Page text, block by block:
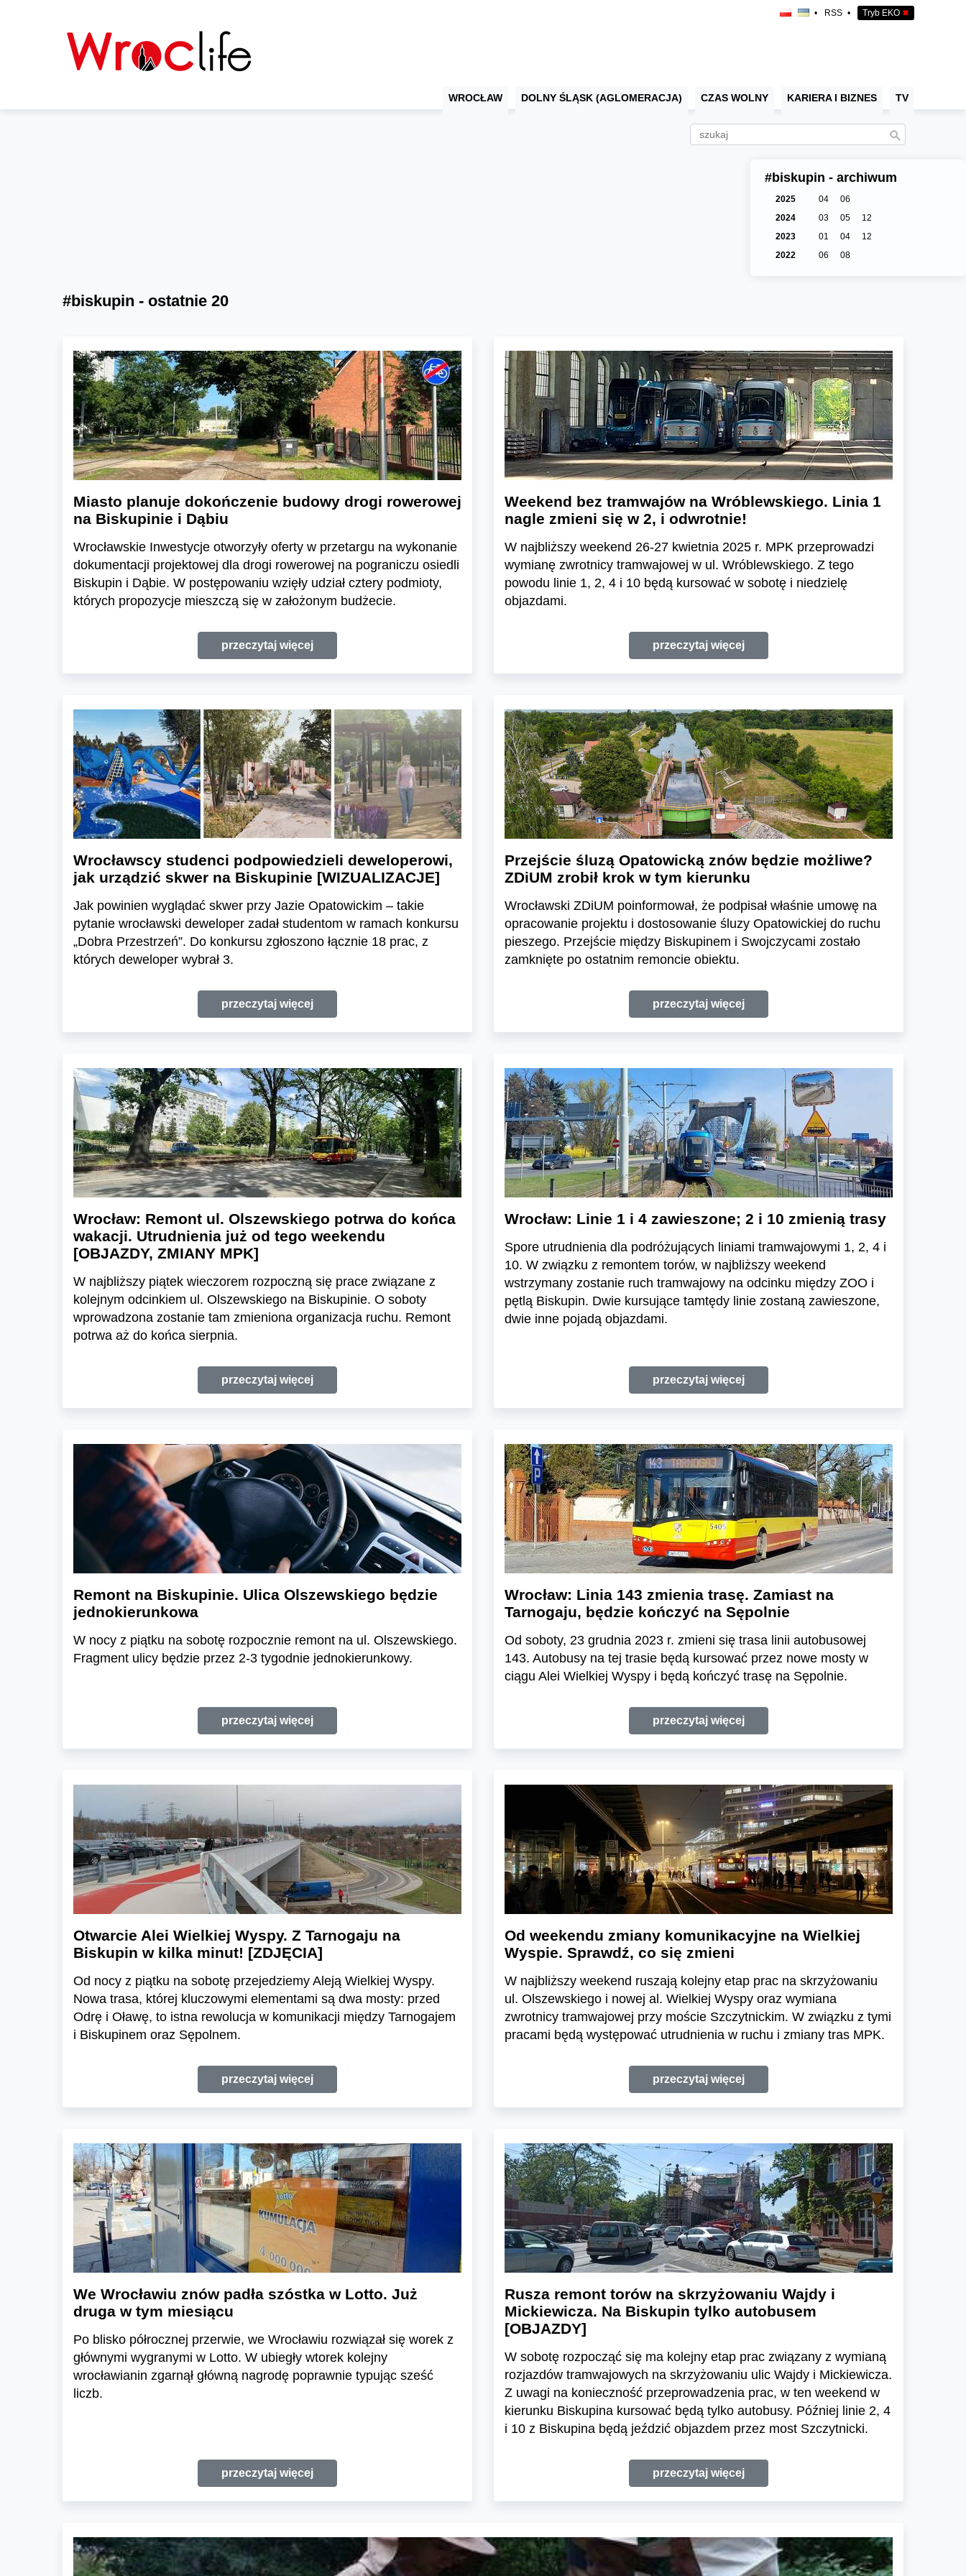
• RSS • Tryb EKO ✖
WROCŁAW DOLNY ŚLĄSK (AGLOMERACJA) CZAS WOLNY KARIERA I BIZNES TV
#biskupin - archiwum
2025 04
06
2024
03 05
12
2023
01 04
12
2022
06 08
#biskupin - ostatnie 20
Miasto planuje dokończenie budowy drogi rowerowej
na Biskupinie i Dąbiu
Wrocławskie Inwestycje otworzyły oferty w przetargu na wykonanie
dokumentacji projektowej dla drogi rowerowej na pograniczu osiedli
Biskupin i Dąbie. W postępowaniu wzięły udział cztery podmioty,
których propozycje mieszczą się w założonym budżecie.
przeczytaj więcej
Weekend bez tramwajów na Wróblewskiego. Linia 1
nagle zmieni się w 2, i odwrotnie!
W najbliższy weekend 26-27 kwietnia 2025 r. MPK przeprowadzi
wymianę zwrotnicy tramwajowej w ul. Wróblewskiego. Z tego
powodu linie 1, 2, 4 i 10 będą kursować w sobotę i niedzielę
objazdami.
przeczytaj więcej
Wrocławscy studenci podpowiedzieli deweloperowi,
jak urządzić skwer na Biskupinie [WIZUALIZACJE]
Jak powinien wyglądać skwer przy Jazie Opatowickim – takie
pytanie wrocławski deweloper zadał studentom w ramach konkursu
„Dobra Przestrzeń”. Do konkursu zgłoszono łącznie 18 prac, z
których deweloper wybrał 3.
przeczytaj więcej
Przejście śluzą Opatowicką znów będzie możliwe?
ZDiUM zrobił krok w tym kierunku
Wrocławski ZDiUM poinformował, że podpisał właśnie umowę na
opracowanie projektu i dostosowanie śluzy Opatowickiej do ruchu
pieszego. Przejście między Biskupinem i Swojczycami zostało
zamknięte po ostatnim remoncie obiektu.
przeczytaj więcej
Wrocław: Remont ul. Olszewskiego potrwa do końca
wakacji. Utrudnienia już od tego weekendu
[OBJAZDY, ZMIANY MPK]
W najbliższy piątek wieczorem rozpoczną się prace związane z
kolejnym odcinkiem ul. Olszewskiego na Biskupinie. O soboty
wprowadzona zostanie tam zmieniona organizacja ruchu. Remont
potrwa aż do końca sierpnia.
przeczytaj więcej
Wrocław: Linie 1 i 4 zawieszone; 2 i 10 zmienią trasy
Spore utrudnienia dla podróżujących liniami tramwajowymi 1, 2, 4 i
10. W związku z remontem torów, w najbliższy weekend
wstrzymany zostanie ruch tramwajowy na odcinku między ZOO i
pętlą Biskupin. Dwie kursujące tamtędy linie zostaną zawieszone,
dwie inne pojadą objazdami.
przeczytaj więcej
Remont na Biskupinie. Ulica Olszewskiego będzie
jednokierunkowa
W nocy z piątku na sobotę rozpocznie remont na ul. Olszewskiego.
Fragment ulicy będzie przez 2-3 tygodnie jednokierunkowy.
przeczytaj więcej
Wrocław: Linia 143 zmienia trasę. Zamiast na
Tarnogaju, będzie kończyć na Sępolnie
Od soboty, 23 grudnia 2023 r. zmieni się trasa linii autobusowej
143. Autobusy na tej trasie będą kursować przez nowe mosty w
ciągu Alei Wielkiej Wyspy i będą kończyć trasę na Sępolnie.
przeczytaj więcej
Otwarcie Alei Wielkiej Wyspy. Z Tarnogaju na
Biskupin w kilka minut! [ZDJĘCIA]
Od nocy z piątku na sobotę przejedziemy Aleją Wielkiej Wyspy.
Nowa trasa, której kluczowymi elementami są dwa mosty: przed
Odrę i Oławę, to istna rewolucja w komunikacji między Tarnogajem
i Biskupinem oraz Sępolnem.
przeczytaj więcej
Od weekendu zmiany komunikacyjne na Wielkiej
Wyspie. Sprawdź, co się zmieni
W najbliższy weekend ruszają kolejny etap prac na skrzyżowaniu
ul. Olszewskiego i nowej al. Wielkiej Wyspy oraz wymiana
zwrotnicy tramwajowej przy moście Szczytnickim. W związku z tymi
pracami będą występować utrudnienia w ruchu i zmiany tras MPK.
przeczytaj więcej
We Wrocławiu znów padła szóstka w Lotto. Już
druga w tym miesiącu
Po blisko półrocznej przerwie, we Wrocławiu rozwiązał się worek z
głównymi wygranymi w Lotto. W ubiegły wtorek kolejny
wrocławianin zgarnął główną nagrodę poprawnie typując sześć
liczb.
przeczytaj więcej
Rusza remont torów na skrzyżowaniu Wajdy i
Mickiewicza. Na Biskupin tylko autobusem
[OBJAZDY]
W sobotę rozpocząć się ma kolejny etap prac związany z wymianą
rozjazdów tramwajowych na skrzyżowaniu ulic Wajdy i Mickiewicza.
Z uwagi na konieczność przeprowadzenia prac, w ten weekend w
kierunku Biskupina kursować będą tylko autobusy. Później linie 2, 4
i 10 z Biskupina będą jeździć objazdem przez most Szczytnicki.
przeczytaj więcej